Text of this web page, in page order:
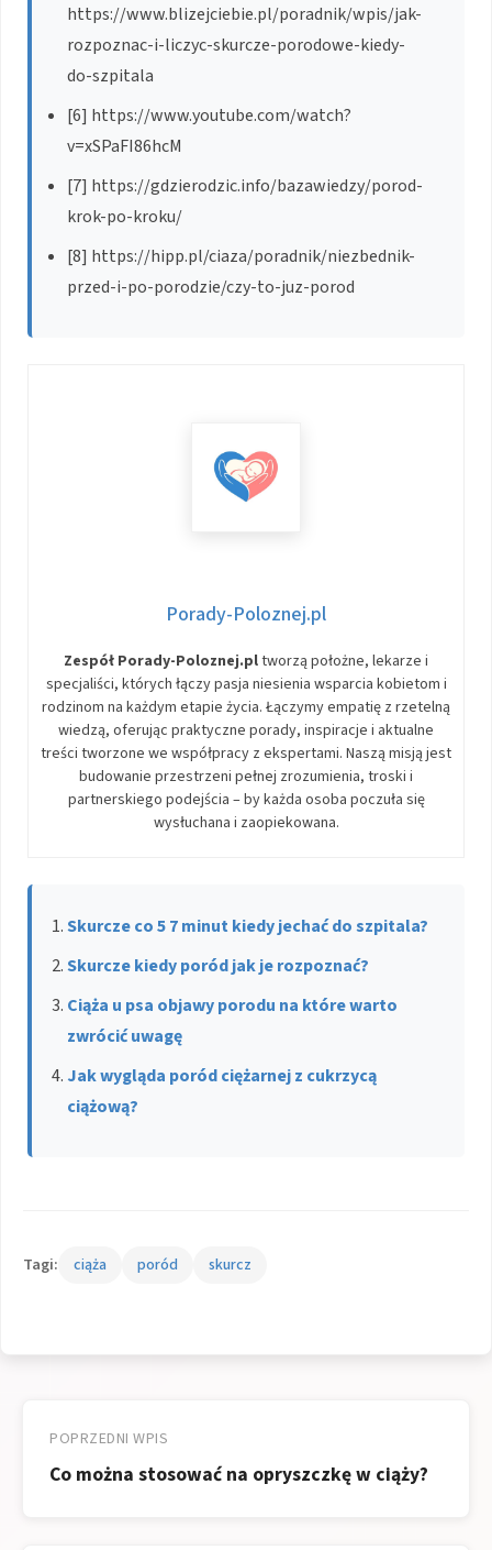
https://www.blizejciebie.pl/poradnik/wpis/jak-
rozpoznac-i-liczyc-skurcze-porodowe-kiedy-
do-szpitala
[6] https://www.youtube.com/watch?
v=xSPaFI86hcM
[7] https://gdzierodzic.info/bazawiedzy/porod-
krok-po-kroku/
[8] https://hipp.pl/ciaza/poradnik/niezbednik-
przed-i-po-porodzie/czy-to-juz-porod
Porady-Poloznej.pl
Zespół Porady-Poloznej.pltworzą położne, lekarze i
specjaliści, których łączy pasja niesienia wsparcia kobietom i
rodzinom na każdym etapie życia. Łączymy empatię z rzetelną
wiedzą, oferując praktyczne porady, inspiracje i aktualne
treści tworzone we współpracy z ekspertami. Naszą misją jest
budowanie przestrzeni pełnej zrozumienia, troski i
partnerskiego podejścia – by każda osoba poczuła się
wysłuchana i zaopiekowana.
Skurcze co 5 7 minut kiedy jechać do szpitala?
Skurcze kiedy poród jak je rozpoznać?
Ciąża u psa objawy porodu na które warto
zwrócić uwagę
Jak wygląda poród ciężarnej z cukrzycą
ciążową?
Tagi: ciąża poród skurcz
wpisu
POPRZEDNI WPIS
Co można stosować na opryszczkę w ciąży?